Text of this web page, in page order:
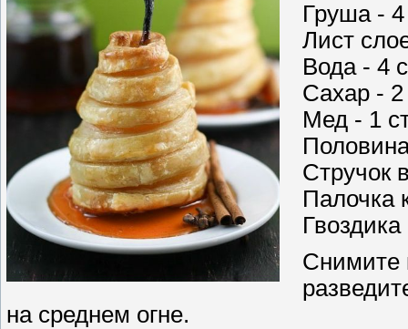
Груша -
Лист
Вода - 4
Сахар - 2
Мед - 1
Стручок
Палочка
Снимите
на среднем огне.